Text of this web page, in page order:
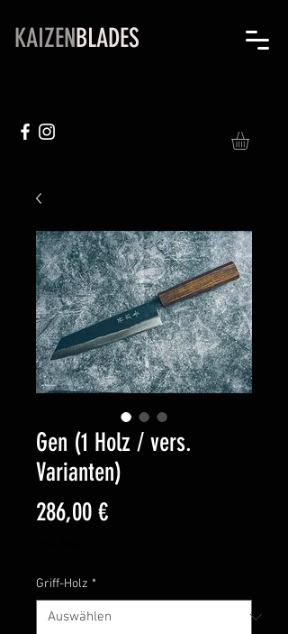
KAIZENBLADES
Gen (1 Holz / vers.
Varianten)
286,00 €Preis
Griff-Holz *